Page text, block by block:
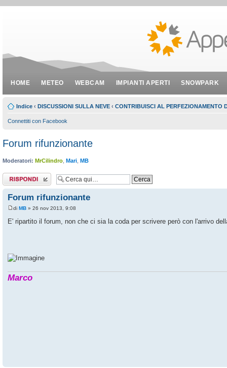
HOME METEO WEBCAM IMPIANTI APERTI SNOWPARK
Indice ‹ DISCUSSIONI SULLA NEVE ‹ CONTRIBUISCI AL PERFEZIONAMENTO
Connettiti con Facebook
Forum rifunzionante
Moderatori: MrCilindro Mari MB
Rispondi al
messaggio
Forum rifunzionante
di MB » 26 nov 2013, 9:08
E' ripartito il forum, non che ci sia la coda per scrivere però con l'arrivo
Marco